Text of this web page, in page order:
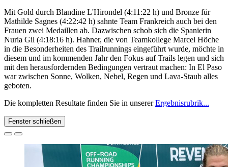
Mit Gold durch Blandine L'Hirondel (4:11:22 h) und Bronze für
Mathilde Sagnes (4:22:42 h) sahnte Team Frankreich auch bei den
Frauen zwei Medaillen ab. Dazwischen schob sich die Spanierin
Nuria Gil (4:18:16 h). Hahner, die von Teamkollege Marcel Höche
in die Besonderheiten des Trailrunnings eingeführt wurde, möchte in
diesem und im kommenden Jahr den Fokus auf Trails legen und sich
mit den herausfordernden Bedingungen vertraut machen: In El Paso
war zwischen Sonne, Wolken, Nebel, Regen und Lava-Staub alles
geboten.
Die kompletten Resultate finden Sie in unsererErgebnisrubrik...
Fenster schließen